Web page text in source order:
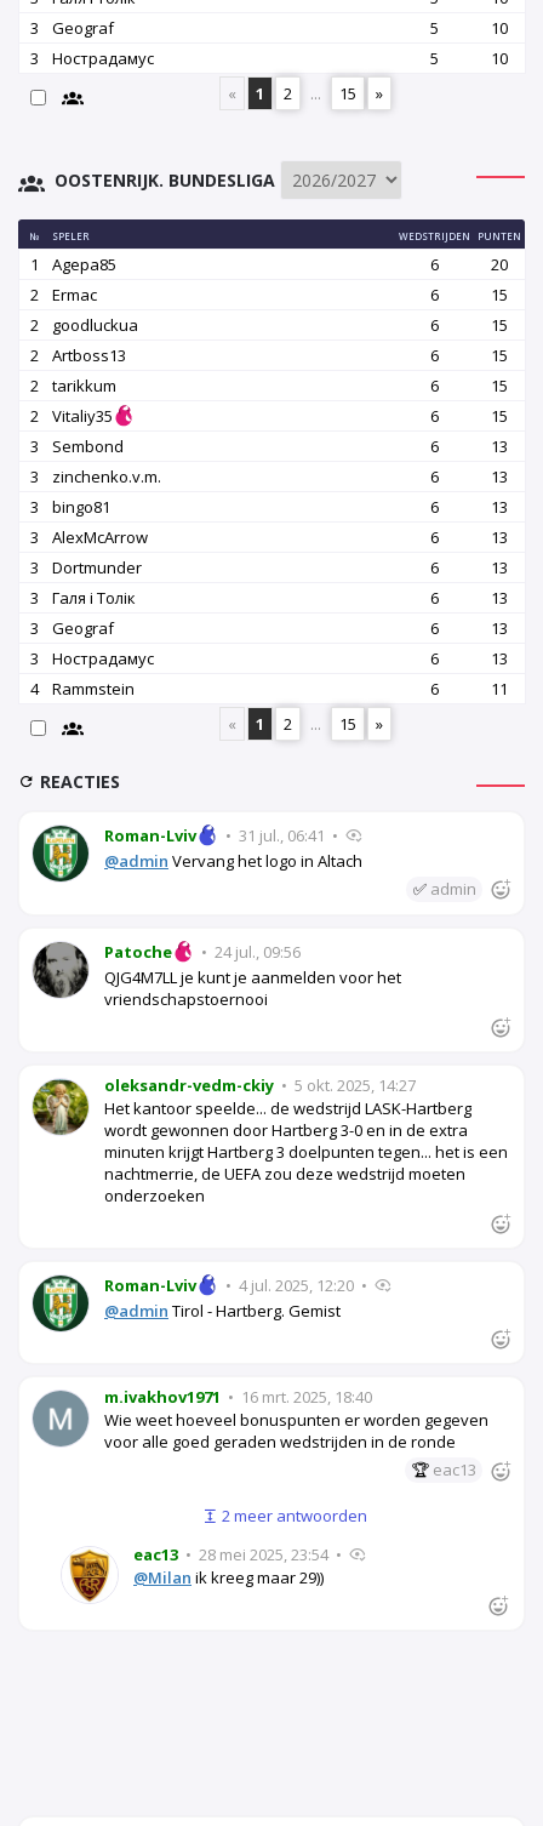
3
Geograf 5
10
3
Нострадамус 5
10
«
1 2 ... 15 »
OOSTENRIJK. BUNDESLIGA
№ SPELER WEDSTRIJDEN PUNTEN
1 Agepa85 6
20
2
Ermac 6
15
2
goodluckua 6
15
2
Artboss13 6
15
2
tarikkum 6
15
2
Vitaliy35 6
15
3
Sembond 6
13
3
zinchenko.v.m. 6
13
3
bingo81 6
13
3
AlexMcArrow 6
13
3
Dortmunder 6
13
3
Галя і Толік 6
13
3
Geograf 6
13
3
Нострадамус 6
13
4
Rammstein 6
11
«
1 2 ... 15 »
REACTIES
Roman-Lviv • 31 jul., 06:41 •
@admin Vervang het logo in Altach
✅ admin
Patoche • 24 jul., 09:56
QJG4M7LL je kunt je aanmelden voor het
vriendschapstoernooi
oleksandr-vedm-ckiy • 5 okt. 2025, 14:27
Het kantoor speelde... de wedstrijd LASK-Hartberg
wordt gewonnen door Hartberg 3-0 en in de extra
minuten krijgt Hartberg 3 doelpunten tegen... het is een
nachtmerrie, de UEFA zou deze wedstrijd moeten
onderzoeken
Roman-Lviv • 4 jul. 2025, 12:20 •
@admin Tirol - Hartberg. Gemist
m.ivakhov1971 • 16 mrt. 2025, 18:40
Wie weet hoeveel bonuspunten er worden gegeven
voor alle goed geraden wedstrijden in de ronde
🏆 eac13
2 meer antwoorden
eac13 • 28 mei 2025, 23:54 •
@Milan ik kreeg maar 29))